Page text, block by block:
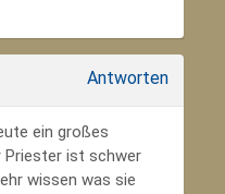
Antworten
ein großes
Priester ist schwer
wissen was sie